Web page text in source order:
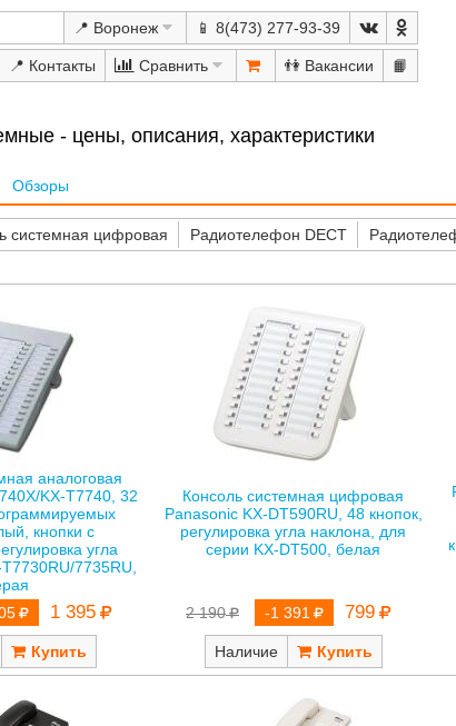
📍 Воронеж 📱 8(473) 277-93-39
📍 Сравнить 👫 📙
- цены, описания, характеристики
Обзоры
системная цифровая Радиотелефон DECT
аналоговая
KX-T7740, 32
кнопки с
угла
7735RU,
1 395
Консоль системная цифровая
Panasonic KX-DT590RU, 48 кнопок,
регулировка угла наклона, для
серии KX-DT500, белая
2 190 -1 391 799
Наличие